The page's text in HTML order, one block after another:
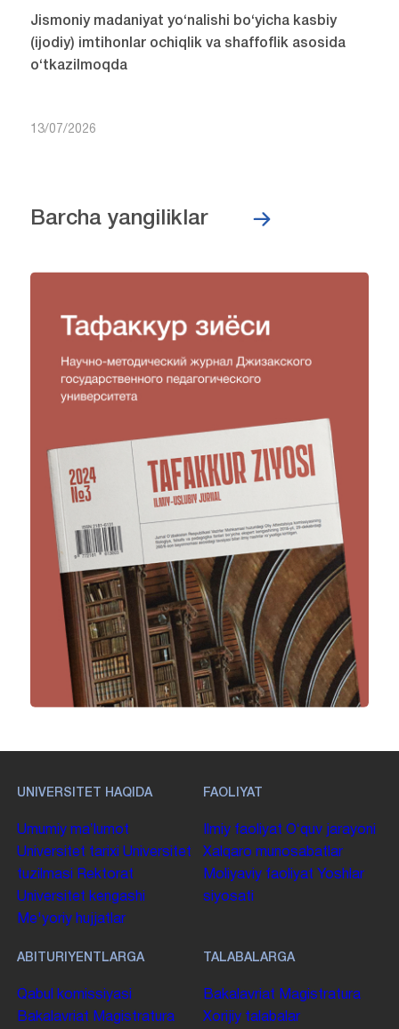
Jismoniy madaniyat yo‘nalishi bo‘yicha kasbiy
(ijodiy) imtihonlar ochiqlik va shaffoflik asosida
o‘tkazilmoqda
13/07/2026
Barcha yangiliklar
UNIVERSITET HAQIDA
Umumiy maʼlumot
Universitet tarixi Universitet
tuzilmasi
Rektorat
Universitet kengashi
Me'yoriy hujjatlar
FAOLIYAT
Ilmiy faoliyat Oʻquv jarayoni
Xalqaro munosabatlar
Moliyaviy faoliyat Yoshlar
siyosati
ABITURIYENTLARGA
Qabul komissiyasi
Bakalavriat Magistratura
TALABALARGA
Bakalavriat Magistratura
Xorijiy talabalar